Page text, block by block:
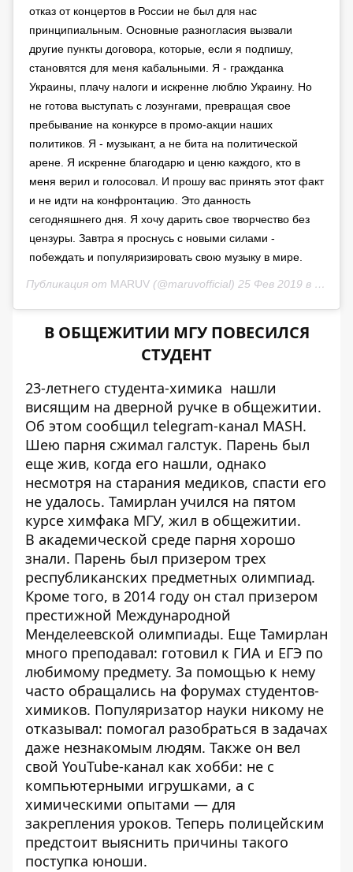
отказ от концертов в России не был для нас
принципиальным. Основные разногласия вызвали
другие пункты договора, которые, если я подпишу,
становятся для меня кабальными. Я - гражданка
Украины, плачу налоги и искренне люблю Украину. Но
не готова выступать с лозунгами, превращая свое
пребывание на конкурсе в промо-акции наших
политиков. Я - музыкант, а не бита на политической
арене. Я искренне благодарю и ценю каждого, кто в
меня верил и голосовал. И прошу вас принять этот факт
и не идти на конфронтацию. Это данность
сегодняшнего дня. Я хочу дарить свое творчество без
цензуры. Завтра я проснусь с новыми силами -
побеждать и популяризировать свою музыку в мире.
Публикация от MARUV (@maruvofficial) 25 Фев 2019 в 8:56 PST
В ОБЩЕЖИТИИ МГУ ПОВЕСИЛСЯ
СТУДЕНТ
23-летнего студента-химика нашли
висящим на дверной ручке в общежитии.
Об этом сообщил telegram-канал MASH.
Шею парня сжимал галстук. Парень был
еще жив, когда его нашли, однако
несмотря на старания медиков, спасти его
не удалось. Тамирлан учился на пятом
курсе химфака МГУ, жил в общежитии.
В академической среде парня хорошо
знали. Парень был призером трех
республиканских предметных олимпиад.
Кроме того, в 2014 году он стал призером
престижной Международной
Менделеевской олимпиады. Еще Тамирлан
много преподавал: готовил к ГИА и ЕГЭ по
любимому предмету. За помощью к нему
часто обращались на форумах студентов-
химиков. Популяризатор науки никому не
отказывал: помогал разобраться в задачах
даже незнакомым людям. Также он вел
свой YouTube-канал как хобби: не с
компьютерными игрушками, а с
химическими опытами — для
закрепления уроков. Теперь полицейским
предстоит выяснить причины такого
поступка юноши.